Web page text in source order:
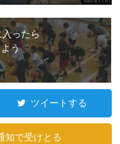
ったら
う
ツイートする
知で受けとる